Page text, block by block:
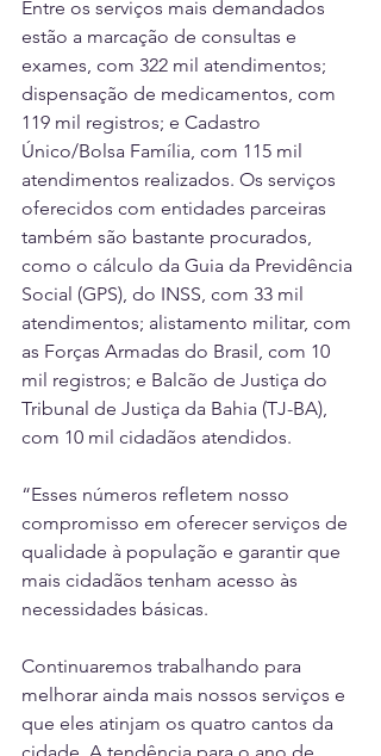
Entre os serviços mais demandados
estão a marcação de consultas e
exames, com 322 mil atendimentos;
dispensação de medicamentos, com
119 mil registros; e Cadastro
Único/Bolsa Família, com 115 mil
atendimentos realizados. Os serviços
oferecidos com entidades parceiras
também são bastante procurados,
como o cálculo da Guia da Previdência
Social (GPS), do INSS, com 33 mil
atendimentos; alistamento militar, com
as Forças Armadas do Brasil, com 10
mil registros; e Balcão de Justiça do
Tribunal de Justiça da Bahia (TJ-BA),
com 10 mil cidadãos atendidos.
“Esses números refletem nosso
compromisso em oferecer serviços de
qualidade à população e garantir que
mais cidadãos tenham acesso às
necessidades básicas.
Continuaremos trabalhando para
melhorar ainda mais nossos serviços e
que eles atinjam os quatro cantos da